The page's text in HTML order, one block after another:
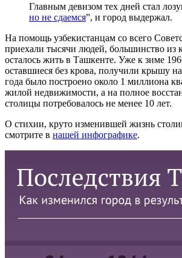
Главным девизом тех дней стал
но не сдаемся”, и город выдержал.
На помощь узбекистанцам со всего
приехали тысячи людей, большинство из
осталось жить в Ташкенте. Уже к зиме
оставшиеся без крова, получили крышу
года было построено около 1 миллиона
жилой недвижимости, а на полное
столицы потребовалось не менее 10 лет.
О стихии, круто изменившей жизнь
смотрите в нашей инфографике.